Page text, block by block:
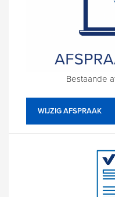
Bestaande
WIJZIG AFSPRAAK